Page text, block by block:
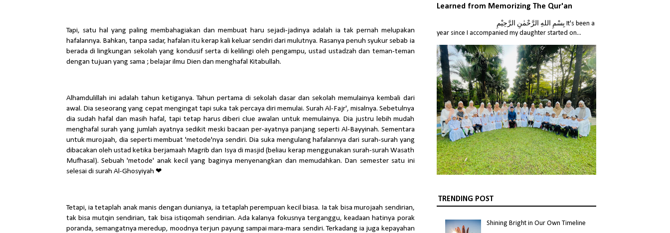
Tapi, satu hal yang paling membahagiakan dan membuat haru sejadi-jadinya adalah ia tak pernah melupakan
hafalannya. Bahkan, tanpa sadar, hafalan itu kerap kali keluar sendiri dari mulutnya. Rasanya penuh syukur sebab ia
berada di lingkungan sekolah yang kondusif serta di kelilingi oleh pengampu, ustad ustadzah dan teman-teman
dengan tujuan yang sama ; belajar ilmu Dien dan menghafal Kitabullah.
Alhamdulillah ini adalah tahun ketiganya. Tahun pertama di sekolah dasar dan sekolah memulainya kembali dari
awal. Dia seseorang yang cepat mengingat tapi suka tak percaya diri memulai. Surah Al-Fajr', misalnya. Sebetulnya
dia sudah hafal dan masih hafal, tapi tetap harus diberi clue awalan untuk memulainya. Dia justru lebih mudah
menghafal surah yang jumlah ayatnya sedikit meski bacaan per-ayatnya panjang seperti Al-Bayyinah. Sementara
untuk murojaah, dia seperti membuat 'metode'nya sendiri. Dia suka mengulang hafalannya dari surah-surah yang
dibacakan oleh ustad ketika berjamaah Magrib dan Isya di masjid (beliau kerap menggunakan surah-surah Wasath
Mufhasal). Sebuah 'metode' anak kecil yang baginya menyenangkan dan memudahkan. Dan semester satu ini
selesai di surah Al-Ghosyiyah ❤
Tetapi, ia tetaplah anak manis dengan dunianya, ia tetaplah perempuan kecil biasa. Ia tak bisa murojaah sendirian,
tak bisa mutqin sendirian, tak bisa istiqomah sendirian. Ada kalanya fokusnya terganggu, keadaan hatinya porak
poranda, semangatnya meredup, moodnya terjun payung sampai mara-mara sendiri. Terkadang ia juga kepayahan
Learned from Memorizing The Qur'an
year since I accompanied my daughter started on...
TRENDING POST
Shining Bright in Our Own Timeline